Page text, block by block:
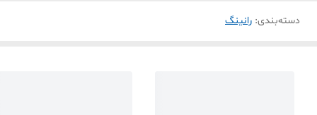
دسته‌بندی: رانینگ